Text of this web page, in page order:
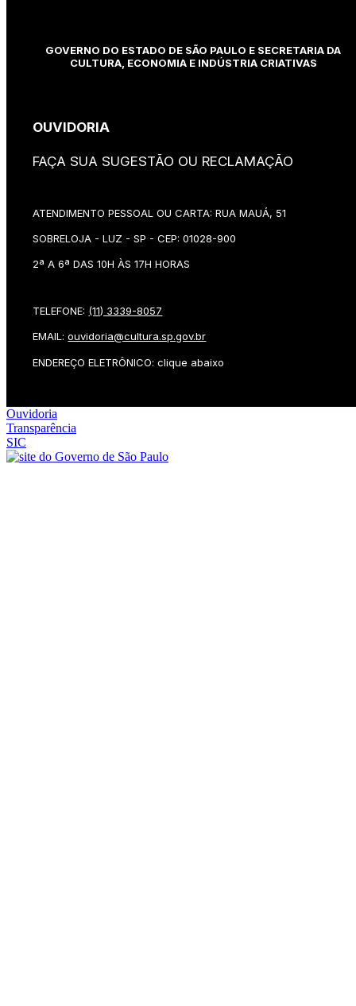
GOVERNO DO ESTADO DE SÃO PAULO E SECRETARIA DA
CULTURA, ECONOMIA E INDÚSTRIA CRIATIVAS
OUVIDORIA
FAÇA SUA SUGESTÃO OU RECLAMAÇÃO
ATENDIMENTO PESSOAL OU CARTA: RUA MAUÁ, 51
SOBRELOJA - LUZ - SP - CEP: 01028-900
2ª A 6ª DAS 10H ÀS 17H HORAS
TELEFONE: (11) 3339-8057
EMAIL:ouvidoria@cultura.sp.gov.br
ENDEREÇO ELETRÔNICO: clique abaixo
Ouvidoria
Transparência
SIC